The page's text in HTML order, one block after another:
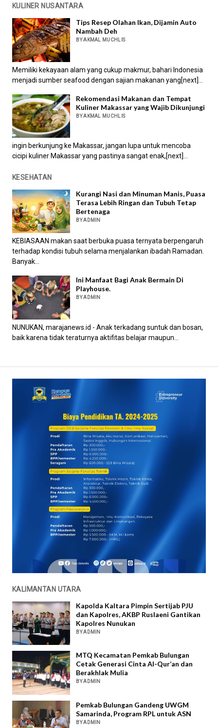
KULINER NUSANTARA
Tips Resep Olahan Ikan, Dijamin Auto
Nambah Deh
BY AKMAL MUCHLIS
Memiliki kekayaan alam yang cukup makmur, bahari Indonesia
menjadi sumber seafood dengan sajian makanan yang[next]...
Rekomendasi Makanan dan Tempat
Kuliner Makassar yang Wajib Dikunjungi
BY AKMAL MUCHLIS
ingin berkunjung ke Makassar, jangan lupa untuk mencoba
cicipi kuliner Makassar yang pastinya sangat enak,[next]...
KESEHATAN
Kurangi Nasi dan Minuman Manis, Puasa
Terasa Lebih Ringan dan Tubuh Tetap
Bertenaga
BY ADMIN
KEBIASAAN makan saat berbuka puasa ternyata berpengaruh
terhadap kondisi tubuh selama menjalankan ibadah Ramadan.
Banyak...
Ini Manfaat Bagi Anak Bermain Di
Playhouse.
BY ADMIN
NUNUKAN, marajanews.id - Anak terkadang suntuk dan bosan,
baik karena tidak teraturnya aktifitas belajar maupun...
KALIMANTAN UTARA
Kapolda Kaltara Pimpin Sertijab PJU
dan Kapolres, AKBP Ruslaeni Gantikan
Kapolres Nunukan
BY ADMIN
MTQ Kecamatan Pemkab Bulungan
Cetak Generasi Cinta Al-Qur’an dan
Berakhlak Mulia
BY ADMIN
Pemkab Bulungan Gandeng UWGM
Samarinda, Program RPL untuk ASN
BY ADMIN